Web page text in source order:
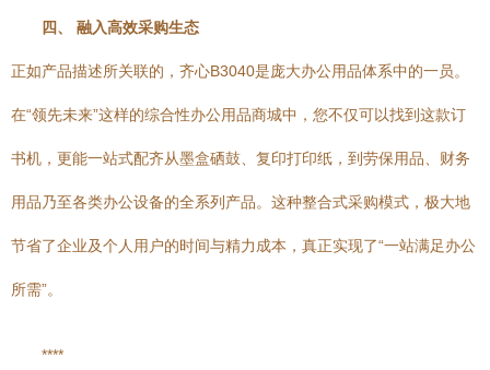
四、 融入高效采购生态
正如产品描述所关联的，齐心B3040是庞大办公用品体系中的一员。
在“领先未来”这样的综合性办公用品商城中，您不仅可以找到这款订
书机，更能一站式配齐从墨盒硒鼓、复印打印纸，到劳保用品、财务
用品乃至各类办公设备的全系列产品。这种整合式采购模式，极大地
节省了企业及个人用户的时间与精力成本，真正实现了“一站满足办公
所需”。
****